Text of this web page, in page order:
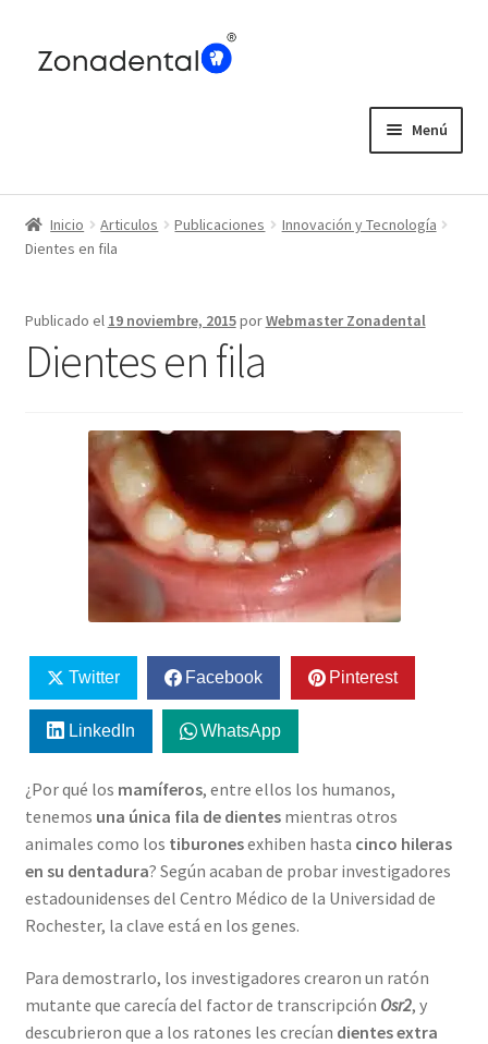
Menú
Blog
Inicio Articulos Publicaciones
Innovación y Tecnología
Dientes en fila
Publicado el 19 noviembre, 2015porWebmaster Zonadental
Dientes en fila
Twitter Facebook Pinterest
LinkedIn WhatsApp
¿Por qué los mamíferos, entre ellos los humanos,
tenemos una única fila de dientesmientras otros
animales como los tiburonesexhiben hasta cinco hileras
en su dentadura? Según acaban de probar investigadores
estadounidenses del Centro Médico de la Universidad de
Rochester, la clave está en los genes.
Para demostrarlo, los investigadores crearon un ratón
mutante que carecía del factor de transcripción Osr2, y
descubrieron que a los ratones les crecían dientes extra